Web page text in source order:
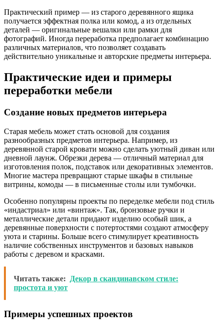
Практический пример — из старого деревянного ящика
получается эффектная полка или комод, а из отдельных
деталей — оригинальные вешалки или рамки для
фотографий. Иногда переработка предполагает комбинацию
различных материалов, что позволяет создавать
действительно уникальные и авторские предметы интерьера.
Практические идеи и примеры
переработки мебели
Создание новых предметов интерьера
Старая мебель может стать основой для создания
разнообразных предметов интерьера. Например, из
деревянной старой кровати можно сделать уютный диван или
дневной лаунж. Обрезки дерева — отличный материал для
изготовления полок, подставок или декоративных элементов.
Многие мастера превращают старые шкафы в стильные
витрины, комоды — в письменные столы или тумбочки.
Особенно популярны проекты по переделке мебели под стиль
«индастриал» или «винтаж». Так, бронзовые ручки и
металлические детали придают изделию особый шик, а
деревянные поверхности с потертостями создают атмосферу
уюта и старины. Больше всего стимулирует креативность
наличие собственных инструментов и базовых навыков
работы с деревом и красками.
Читать также:
Декор в скандинавском стиле:
простота и уют
Примеры успешных проектов